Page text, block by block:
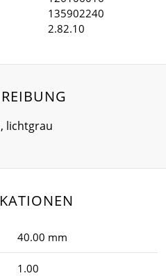
135902240
2.82.10
, lichtgrau
40.00 mm
1.00